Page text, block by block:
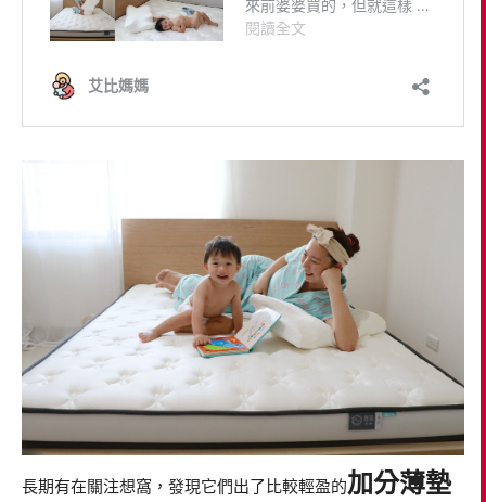
長期有在關注想窩，發現它們出了比較輕盈的加分薄墊